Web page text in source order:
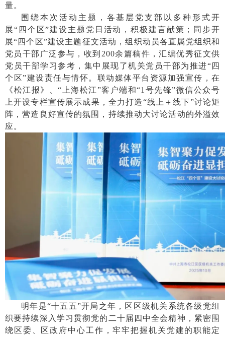
量。
围绕本次活动主题，各基层党支部以多种形式开
展“四个区”建设主题党日活动，积极建言献策；同步开
展“四个区”建设主题征文活动，组织动员各直属党组织和
党员干部广泛参与，收到200余篇稿件，汇编优秀征文供
党员干部学习参考，集中展现了机关党员干部为推进“四
个区”建设责任与情怀。联动媒体平台资源加强宣传，在
《松江报》、“上海松江”客户端和“1号先锋”微信公众号
上开设专栏宣传展示成果，全力打造“线上＋线下”讨论矩
阵，营造良好宣传的氛围，持续推动大讨论活动的外溢效
应。
明年是“十五五”开局之年，区区级机关系统各级党组
织要持续深入学习贯彻党的二十届四中全会精神，紧密围
绕区委、区政府中心工作，牢牢把握机关党建的职能定